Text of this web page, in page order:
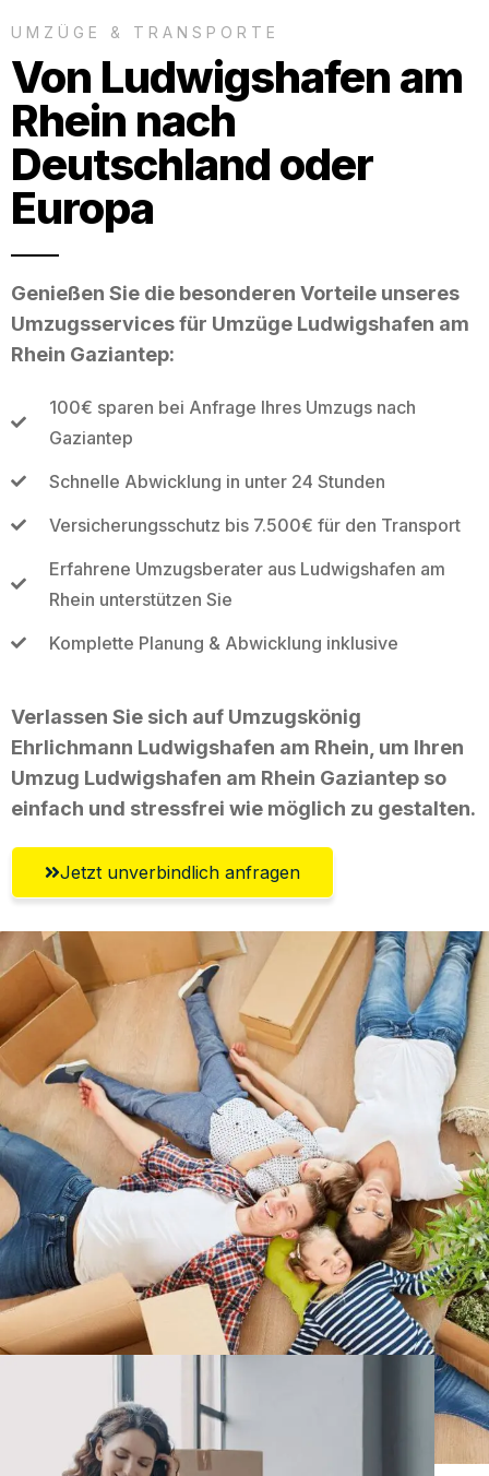
UMZÜGE & TRANSPORTE
Von Ludwigshafen am
Rhein nach
Deutschland oder
Europa
Genießen Sie die besonderen Vorteile unseres
Umzugsservices für Umzüge Ludwigshafen am
Rhein Gaziantep:
100€ sparen bei Anfrage Ihres Umzugs nach
Gaziantep
Schnelle Abwicklung in unter 24 Stunden
Versicherungsschutz bis 7.500€ für den Transport
Erfahrene Umzugsberater aus Ludwigshafen am
Rhein unterstützen Sie
Komplette Planung & Abwicklung inklusive
Verlassen Sie sich auf Umzugskönig
Ehrlichmann Ludwigshafen am Rhein, um Ihren
Umzug Ludwigshafen am Rhein Gaziantep so
einfach und stressfrei wie möglich zu gestalten.
Jetzt unverbindlich anfragen